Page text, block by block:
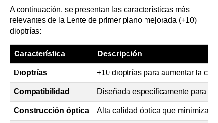
A continuación, se presentan las características más
relevantes de la Lente de primer plano mejorada (+10)
dioptrías:
Característica Descripción
Dioptrías +10 dioptrías para aumentar la
Compatibilidad Diseñada específicamente para
Construcción óptica Alta calidad óptica que minimiza